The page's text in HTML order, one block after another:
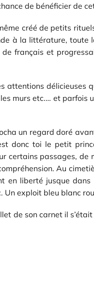
de bénéficier de
créé de petits
à la littérature, toute
français et
délicieuses
murs etc.… et
un regard doré
donc toi le petit
passages, de
Au
liberté jusque
exploit bleu blanc
de son carnet il